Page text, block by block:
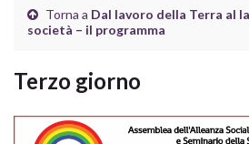
Torna a Dal lavoro della Terra al
società – il programma
Terzo giorno